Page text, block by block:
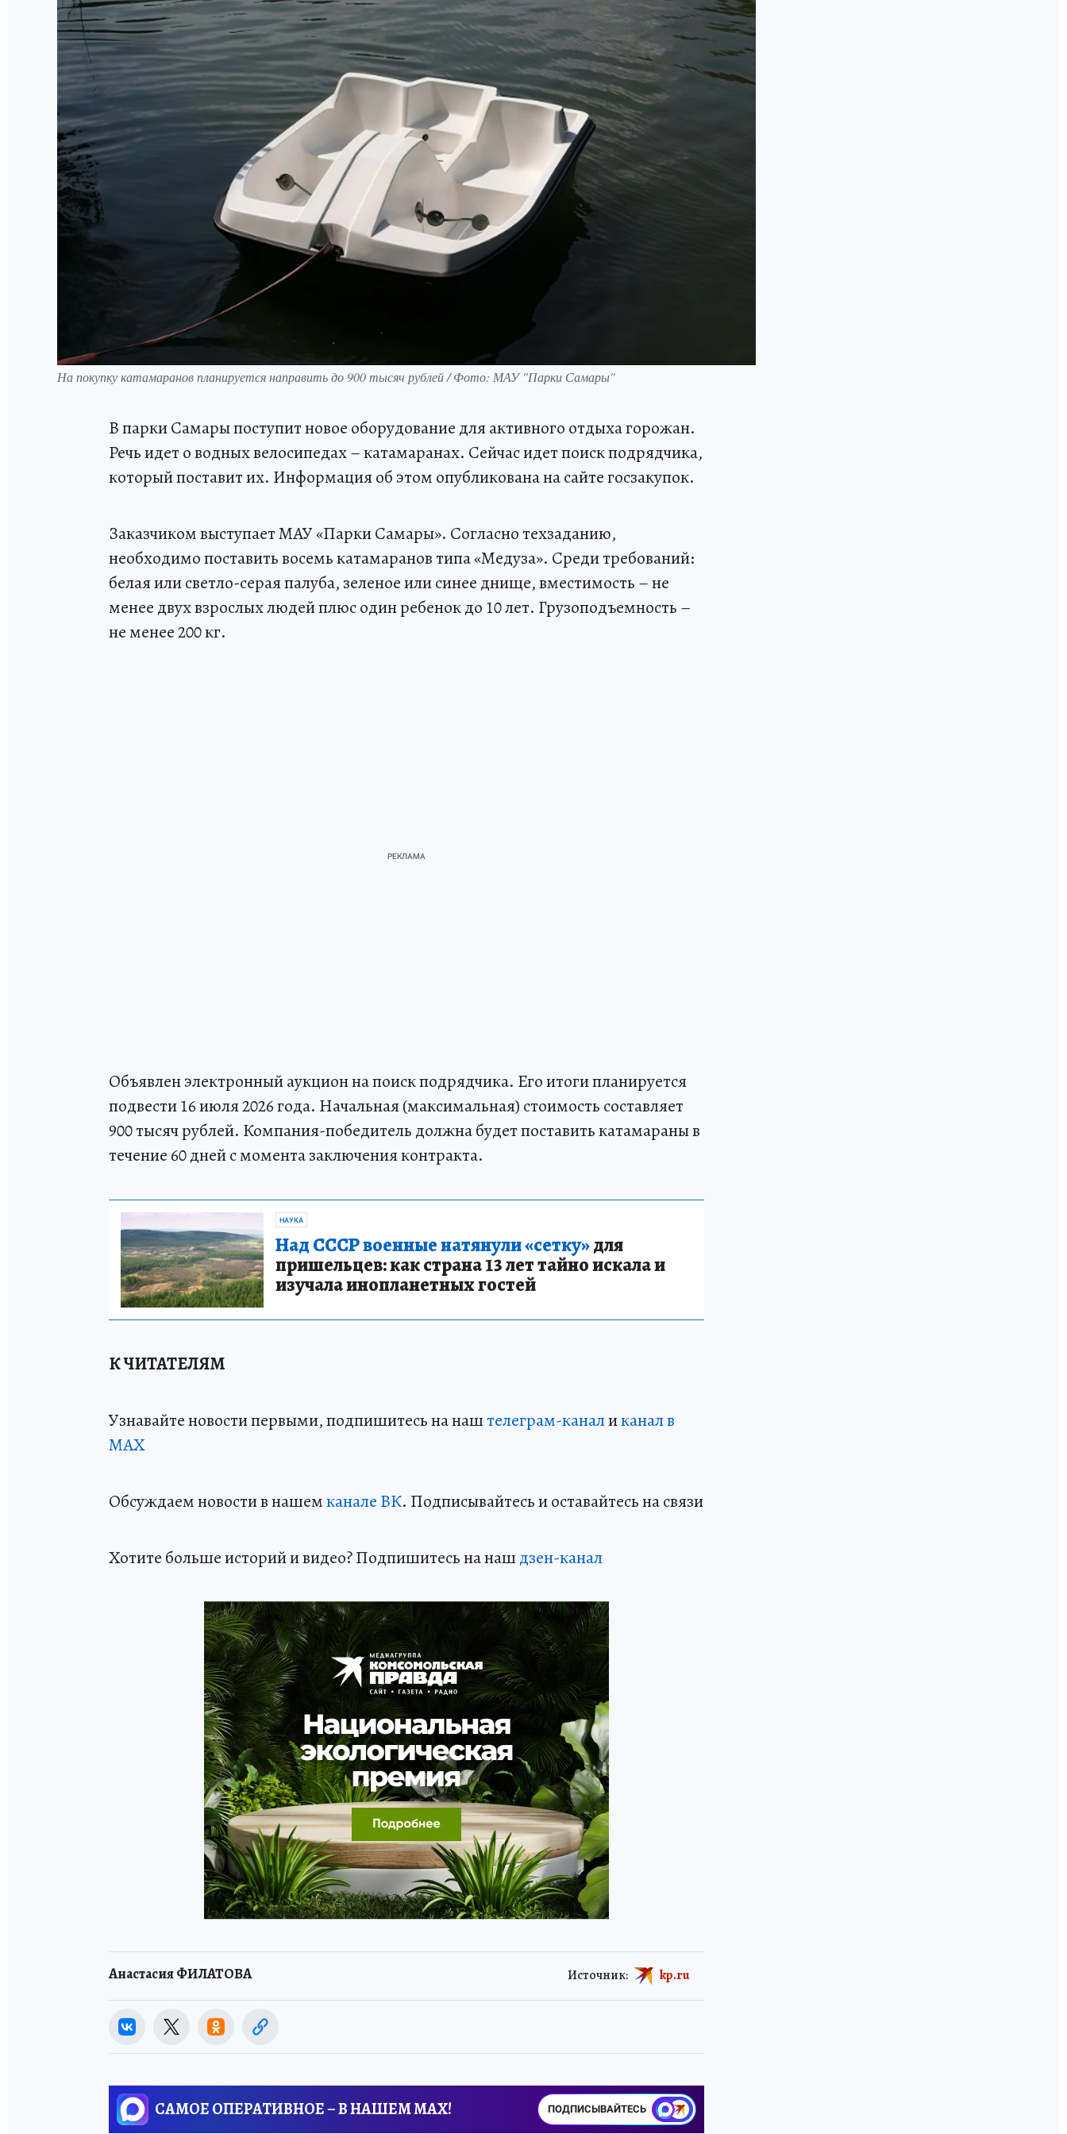
На покупку катамаранов планируется направить до 900 тысяч рублей / Фото: МАУ "Парки Самары"
В парки Самары поступит новое оборудование для активного отдыха горожан.
Речь идет о водных велосипедах – катамаранах. Сейчас идет поиск подрядчика,
который поставит их. Информация об этом опубликована на сайте госзакупок.
Заказчиком выступает МАУ «Парки Самары». Согласно техзаданию,
необходимо поставить восемь катамаранов типа «Медуза». Среди требований:
белая или светло-серая палуба, зеленое или синее днище, вместимость – не
менее двух взрослых людей плюс один ребенок до 10 лет. Грузоподъемность –
не менее 200 кг.
Объявлен электронный аукцион на поиск подрядчика. Его итоги планируется
подвести 16 июля 2026 года. Начальная (максимальная) стоимость составляет
900 тысяч рублей. Компания-победитель должна будет поставить катамараны в
течение 60 дней с момента заключения контракта.
НАУКА
Над СССР военные натянули «сетку»для
пришельцев: как страна 13 лет тайно искала и
изучала инопланетных гостей
К ЧИТАТЕЛЯМ
Узнавайте новости первыми, подпишитесь на наштелеграм-каналиканал в
МАХ
Обсуждаем новости в нашемканале ВК. Подписывайтесь и оставайтесь на связи
Хотите больше историй и видео? Подпишитесь на наш дзен-канал
Анастасия ФИЛАТОВА Источник: kp.ru
САМОЕ ОПЕРАТИВНОЕ – В НАШЕМ MAX! ПОДПИСЫВАЙТЕСЬ